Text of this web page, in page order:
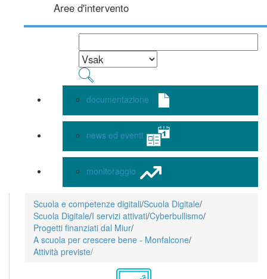
Aree d'intervento
documentazione
news ed eventi
monitoraggio
Scuola e competenze digitali/Scuola Digitale/
Scuola Digitale/I servizi attivati/Cyberbullismo/
Progetti finanziati dal Miur/
A scuola per crescere bene - Monfalcone/
Attività previste/